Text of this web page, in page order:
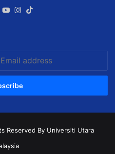
X YouTubeInstagram
Reserved By Universiti Utara